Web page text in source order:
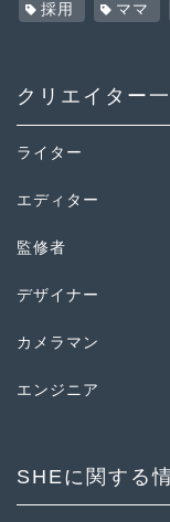
採用 ママ
クリエイター
ライター
エディター
監修者
デザイナー
カメラマン
エンジニア
SHEに関する